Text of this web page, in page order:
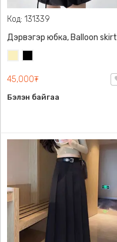
Код: 131339
Дэрвэгэр юбка, Balloon skirt
Блонд/
45,000₮
Бэлэн байгаа